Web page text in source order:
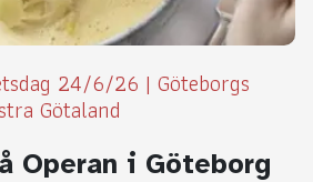
24/6/26 | Göteborgs
Götaland
Operan i Göteborg